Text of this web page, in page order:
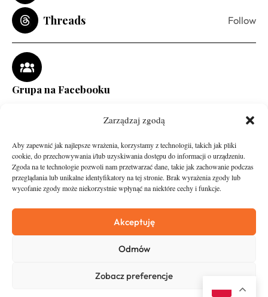
Zarządzaj zgodą
Aby zapewnić jak najlepsze wrażenia, korzystamy z technologii, takich jak pliki
cookie, do przechowywania i/lub uzyskiwania dostępu do informacji o urządzeniu.
Zgoda na te technologie pozwoli nam przetwarzać dane, takie jak zachowanie podczas
przeglądania lub unikalne identyfikatory na tej stronie. Brak wyrażenia zgody lub
wycofanie zgody może niekorzystnie wpłynąć na niektóre cechy i funkcje.
Akceptuję
Odmów
Zobacz preferencje
Threads Follow
Grupa na Facebooku
Asfalt
O nas
Zostań Patronem
Kontakt